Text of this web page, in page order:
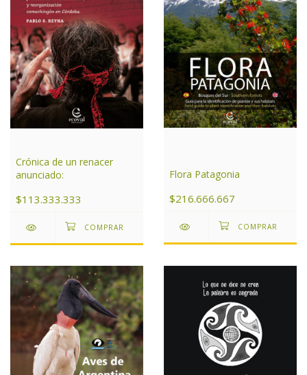
Crónica de un renacer
anunciado:
$113.333.333
Flora Patagonia
$216.666.667